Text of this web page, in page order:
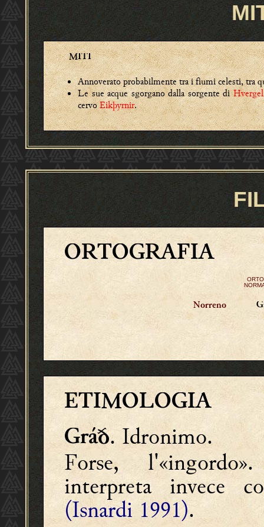
MITI
Annoverato probabilmente tra i fiumi celesti, tra
Le sue acque sgorgano dalla sorgente di
cervoEikþyrnir.
ORTOGRAFIA
Norreno
ETIMOLOGIA
Gráð. Idronimo.
Forse,
interpreta invece
(Isnardi 1991).